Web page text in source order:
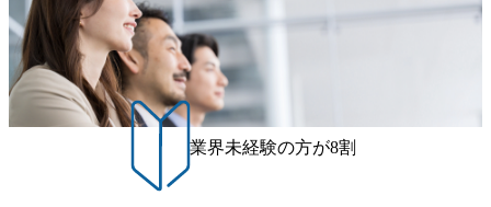
シャルもリスクも高いスター
トアップへの投資機会を、最
適なポートフォリオとしてフ
ァンドの出資者=投資家に提
供する役割を果たしていま
す。 ファンドの出資者は、投
資先企業の成長を共に支える
パートナーでもあり、出資後
は、ファンドの運用状況を報
告するとともに、出資者ニー
ズに応じた情報の提供も個別
コミットメントで
型の 成長支援を行
ています。 ・投資
業界未経験の方が8割